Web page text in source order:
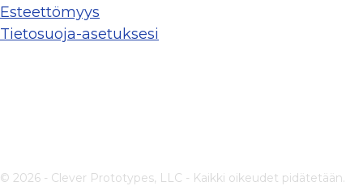
Esteettömyys
Tietosuoja-asetuksesi
© 2026 - Clever Prototypes, LLC - Kaikki oikeudet pidätetään.